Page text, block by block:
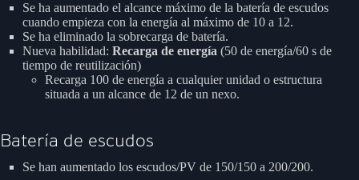
Se ha aumentado el alcance máximo de la batería de escudos
cuando empieza con la energía al máximo de 10 a 12.
Se ha eliminado la sobrecarga de batería.
Nueva habilidad: Recarga de energía (50 de energía/60 s de
tiempo de reutilización)
Recarga 100 de energía a cualquier unidad o estructura
situada a un alcance de 12 de un nexo.
Batería de escudos
Se han aumentado los escudos/PV de 150/150 a 200/200.